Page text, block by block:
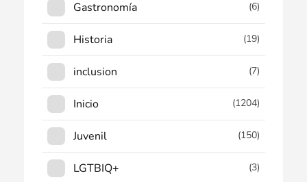
Gastronomía (6)
Historia (19)
inclusion (7)
Inicio (1204)
Juvenil (150)
LGTBIQ+ (3)